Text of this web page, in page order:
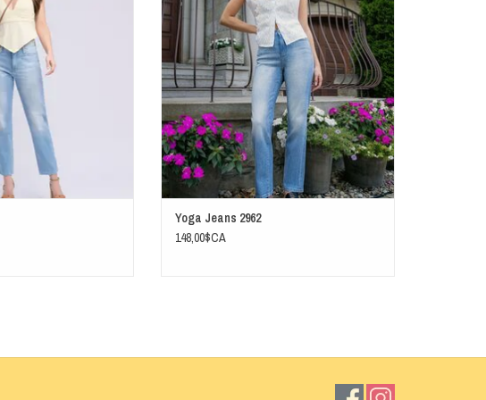
Yoga Jeans 2962
148,00$CA